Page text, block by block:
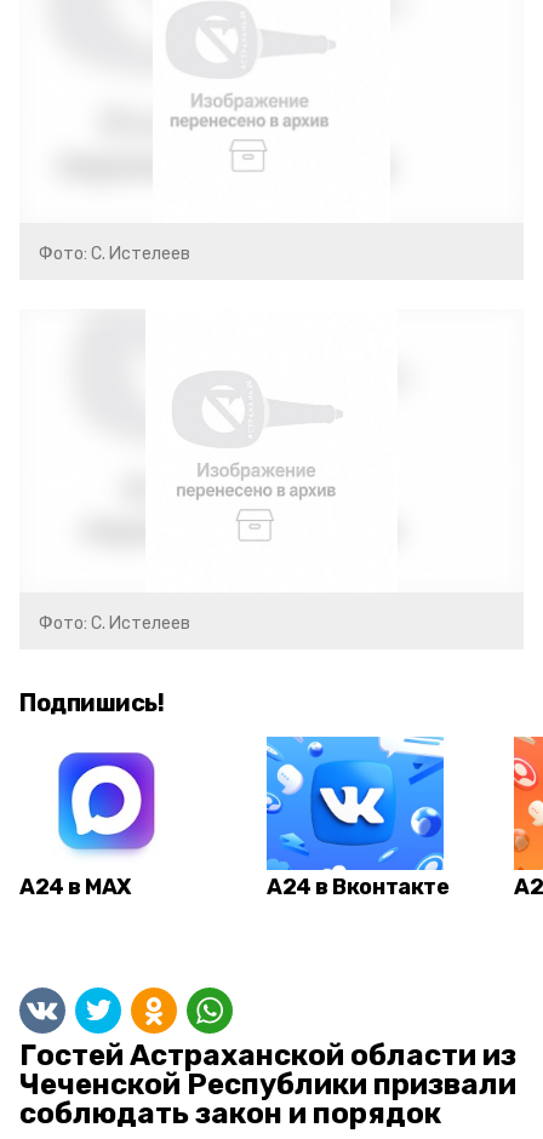
Фото: С. Истелеев
Фото: С. Истелеев
Подпишись!
А24 в MAX А24 в Вконтакте
Гостей Астраханской области из
Чеченской Республики призвали
соблюдать закон и порядок